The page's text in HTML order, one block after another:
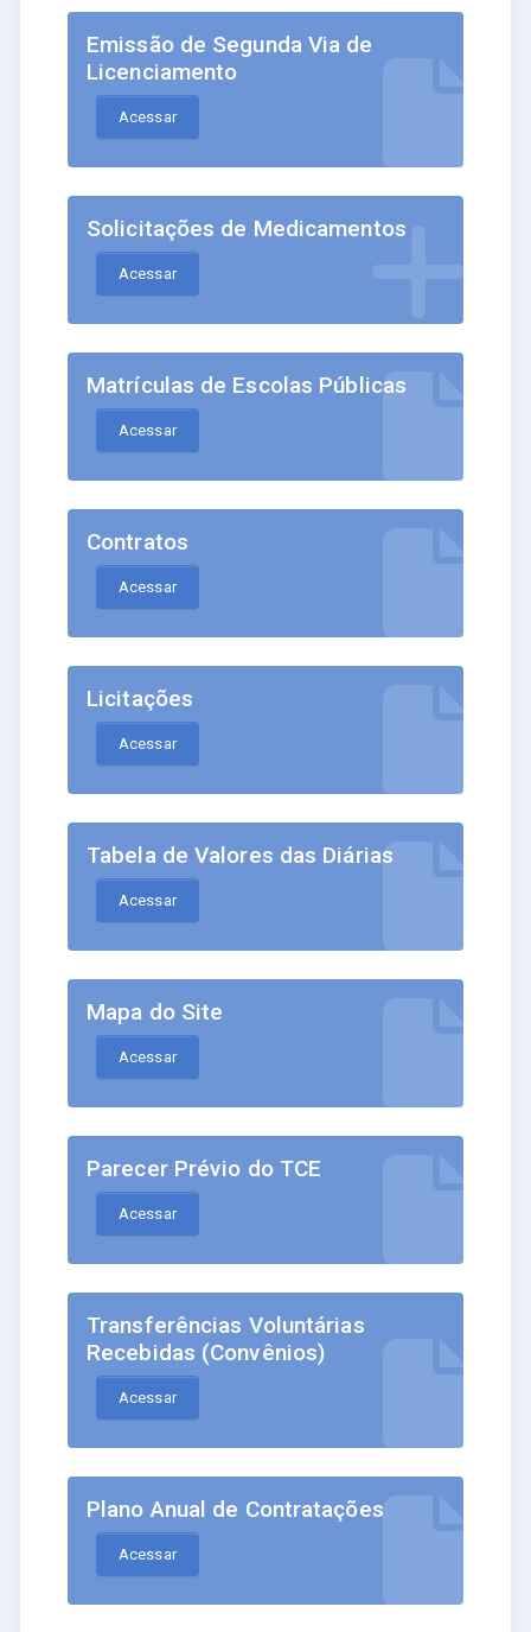
Emissão de Segunda Via de
Licenciamento
Acessar
Solicitações de Medicamentos
Acessar
Matrículas de Escolas Públicas
Acessar
Contratos
Acessar
Licitações
Acessar
Tabela de Valores das Diárias
Acessar
Mapa do Site
Acessar
Parecer Prévio do TCE
Acessar
Transferências Voluntárias
Recebidas (Convênios)
Acessar
Plano Anual de Contratações
Acessar